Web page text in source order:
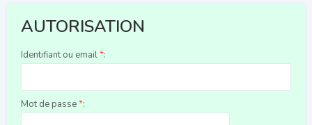
AUTORISATION
Identifiant ou email*:
Mot de passe*: